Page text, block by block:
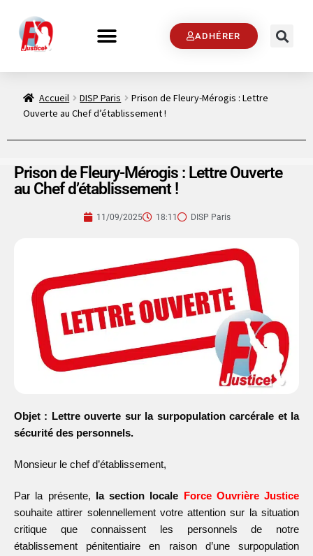
ADHÉRER
Accueil DISP Paris
Prison de Fleury-Mérogis : Lettre
Ouverte au Chef d’établissement !
Prison de Fleury-Mérogis : Lettre Ouverte
au Chef d’établissement !
11/09/2025 18:11 DISP Paris
Objet : Lettre ouverte sur la surpopulation carcérale et la
sécurité des personnels.
Monsieur le chef d’établissement,
Par la présente, la section locale Force Ouvrière Justice
souhaite attirer solennellement votre attention sur la situation
critique que connaissent les personnels de notre
établissement pénitentiaire en raison d’une surpopulation